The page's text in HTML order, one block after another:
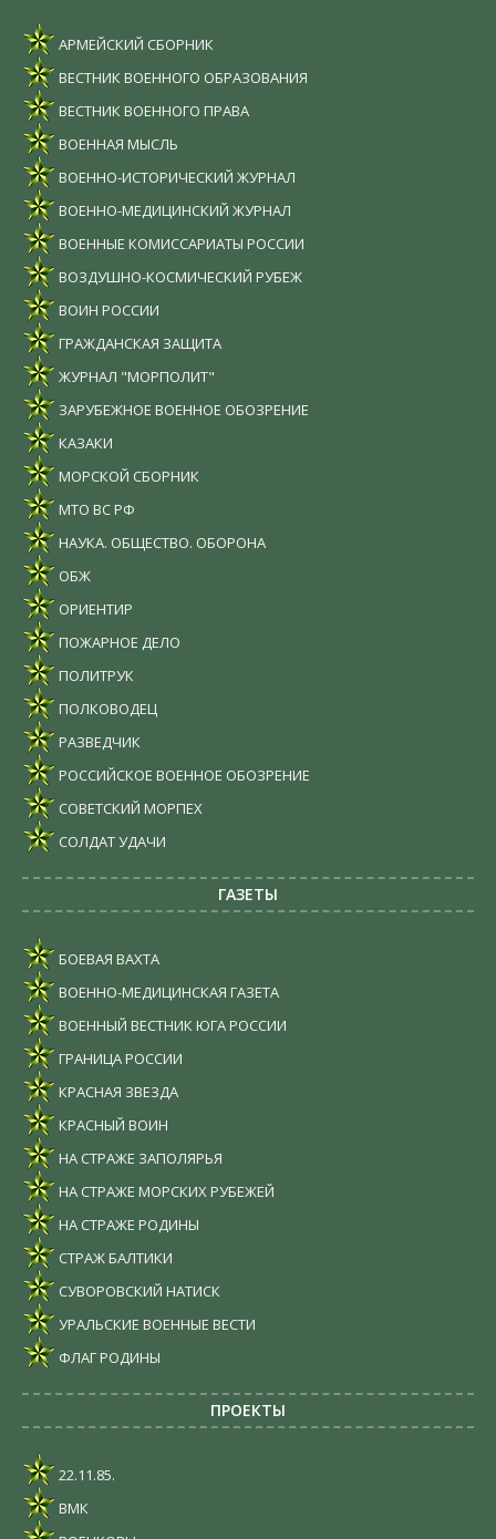
АРМЕЙСКИЙ СБОРНИК
ВЕСТНИК ВОЕННОГО ОБРАЗОВАНИЯ
ВЕСТНИК ВОЕННОГО ПРАВА
ВОЕННАЯ МЫСЛЬ
ВОЕННО-ИСТОРИЧЕСКИЙ ЖУРНАЛ
ВОЕННО-МЕДИЦИНСКИЙ ЖУРНАЛ
ВОЕННЫЕ КОМИССАРИАТЫ РОССИИ
ВОЗДУШНО-КОСМИЧЕСКИЙ РУБЕЖ
ВОИН РОССИИ
ГРАЖДАНСКАЯ ЗАЩИТА
ЖУРНАЛ "МОРПОЛИТ"
ЗАРУБЕЖНОЕ ВОЕННОЕ ОБОЗРЕНИЕ
КАЗАКИ
МОРСКОЙ СБОРНИК
МТО ВС РФ
НАУКА. ОБЩЕСТВО. ОБОРОНА
ОБЖ
ОРИЕНТИР
ПОЖАРНОЕ ДЕЛО
ПОЛИТРУК
ПОЛКОВОДЕЦ
РАЗВЕДЧИК
РОССИЙСКОЕ ВОЕННОЕ ОБОЗРЕНИЕ
СОВЕТСКИЙ МОРПЕХ
СОЛДАТ УДАЧИ
ГАЗЕТЫ
БОЕВАЯ ВАХТА
ВОЕННО-МЕДИЦИНСКАЯ ГАЗЕТА
ВОЕННЫЙ ВЕСТНИК ЮГА РОССИИ
ГРАНИЦА РОССИИ
КРАСНАЯ ЗВЕЗДА
КРАСНЫЙ ВОИН
НА СТРАЖЕ ЗАПОЛЯРЬЯ
НА СТРАЖЕ МОРСКИХ РУБЕЖЕЙ
НА СТРАЖЕ РОДИНЫ
СТРАЖ БАЛТИКИ
СУВОРОВСКИЙ НАТИСК
УРАЛЬСКИЕ ВОЕННЫЕ ВЕСТИ
ФЛАГ РОДИНЫ
ПРОЕКТЫ
22.11.85.
ВМК